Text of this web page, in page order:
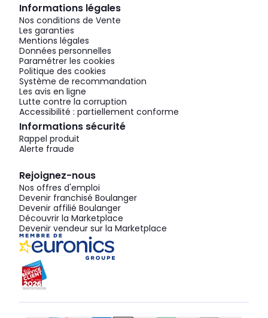
Informations légales
Nos conditions de Vente
Les garanties
Mentions légales
Données personnelles
Paramétrer les cookies
Politique des cookies
Système de recommandation
Les avis en ligne
Lutte contre la corruption
Accessibilité : partiellement conforme
Informations sécurité
Rappel produit
Alerte fraude
Rejoignez-nous
Nos offres d'emploi
Devenir franchisé Boulanger
Devenir affilié Boulanger
Découvrir la Marketplace
Devenir vendeur sur la Marketplace